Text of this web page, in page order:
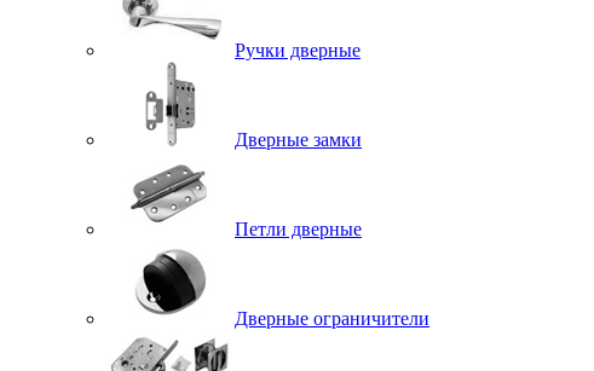
Ручки дверные
Дверные замки
Петли дверные
Дверные ограничители